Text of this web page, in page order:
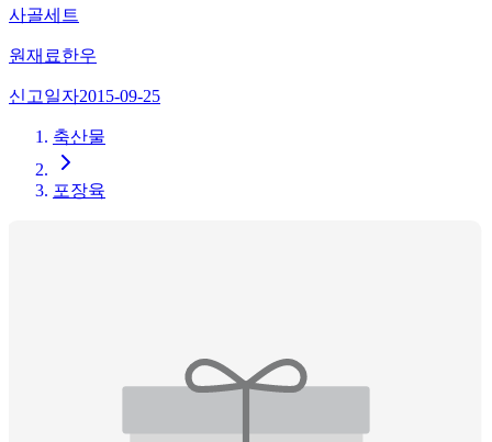
사골세트
원재료한우
신고일자2015-09-25
축산물
포장육